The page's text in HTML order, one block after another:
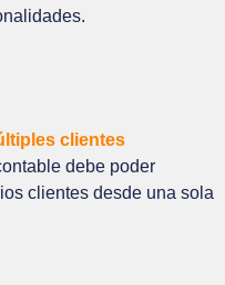
clientes
debe poder
clientes desde una sola